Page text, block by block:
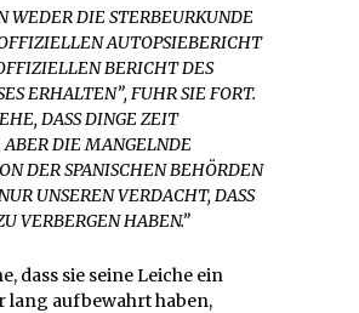
WEDER DIE STERBEURKUNDE
AUTOPSIEBERICHT
BERICHT DES
ERHALTEN”, FUHR SIE FORT.
DASS DINGE ZEIT
ABER DIE MANGELNDE
DER SPANISCHEN BEHÖRDEN
UNSEREN VERDACHT, DASS
VERBERGEN HABEN.”
dass sie seine Leiche ein
lang aufbewahrt haben,